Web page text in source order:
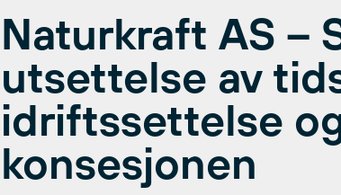
Naturkraft AS –
utsettelse av
idriftssettelse
konsesjonen